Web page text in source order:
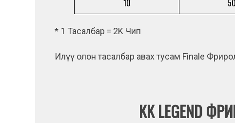
10
50
* 1 Тасалбар = 2K Чип
Илүү олон тасалбар авах тусам Finale
KK LEGEND